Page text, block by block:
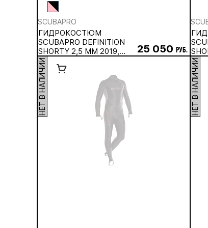
SCUBAPRO
ГИДРОКОСТЮМ
SCUBAPRO DEFINITION
SHORTY 2,5 ММ 2019,
ЖЕНСКИЙ
25 050 руб.
НЕТ В НАЛИЧИИ НЕТ В НАЛИЧИИ